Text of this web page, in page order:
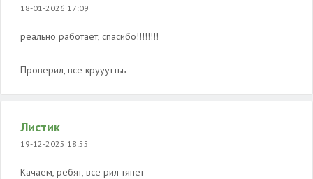
18-01-2026 17:09
реально работает, спасибо!!!!!!!!
Проверил, все круууттьь
Листик
19-12-2025 18:55
Качаем, ребят, всё рил тянет